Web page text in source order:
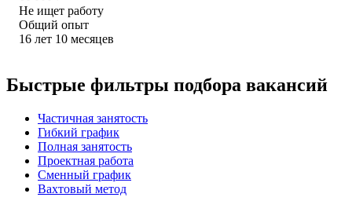
Не ищет работу
Общий опыт
16 лет 10 месяцев
Быстрые фильтры подбора вакансий
Частичная занятость
Гибкий график
Полная занятость
Проектная работа
Сменный график
Вахтовый метод